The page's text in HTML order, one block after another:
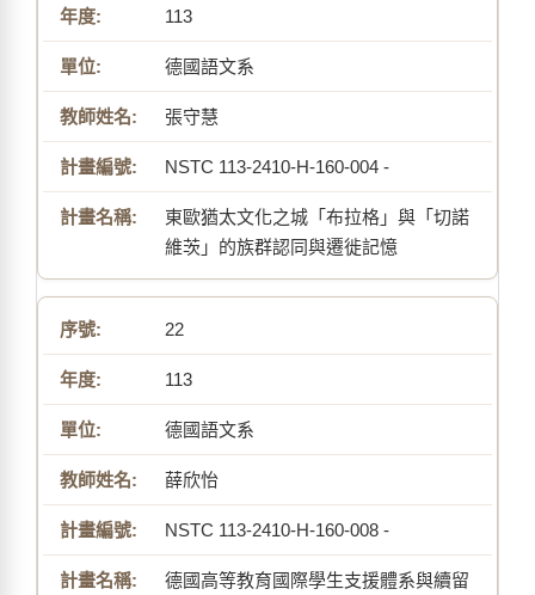
113
德國語文系
張守慧
NSTC 113-2410-H-160-004 -
東歐猶太文化之城「布拉格」與「切諾
維茨」的族群認同與遷徙記憶
22
113
德國語文系
薛欣怡
NSTC 113-2410-H-160-008 -
德國高等教育國際學生支援體系與續留